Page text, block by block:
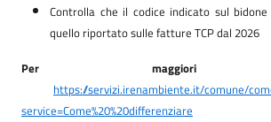
Controlla che il codice indicato sul
quello riportato sulle fatture TCP dal 2026
Per maggiori
https://servizi.irenambiente.it/comune/
service=Come%20%20differenziare